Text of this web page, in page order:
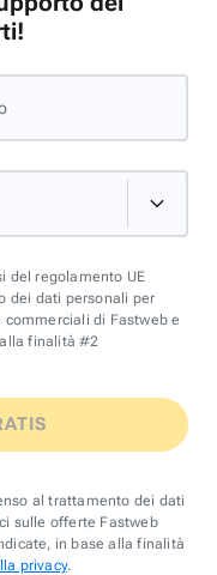
del regolamento UE
dei dati personali per
di Fastweb e
finalità #2
al trattamento dei dati
sulle offerte Fastweb
in base alla finalità
privacy.